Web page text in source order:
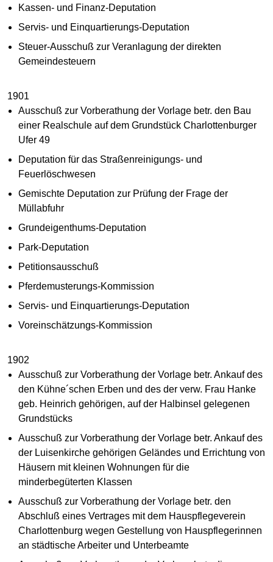
Kassen- und Finanz-Deputation
Servis- und Einquartierungs-Deputation
Steuer-Ausschuß zur Veranlagung der direkten
Gemeindesteuern
1901
Ausschuß zur Vorberathung der Vorlage betr. den Bau
einer Realschule auf dem Grundstück Charlottenburger
Ufer 49
Deputation für das Straßenreinigungs- und
Feuerlöschwesen
Gemischte Deputation zur Prüfung der Frage der
Müllabfuhr
Grundeigenthums-Deputation
Park-Deputation
Petitionsausschuß
Pferdemusterungs-Kommission
Servis- und Einquartierungs-Deputation
Voreinschätzungs-Kommission
1902
Ausschuß zur Vorberathung der Vorlage betr. Ankauf des
den Kühne´schen Erben und des der verw. Frau Hanke
geb. Heinrich gehörigen, auf der Halbinsel gelegenen
Grundstücks
Ausschuß zur Vorberathung der Vorlage betr. Ankauf des
der Luisenkirche gehörigen Geländes und Errichtung von
Häusern mit kleinen Wohnungen für die
minderbegüterten Klassen
Ausschuß zur Vorberathung der Vorlage betr. den
Abschluß eines Vertrages mit dem Hauspflegeverein
Charlottenburg wegen Gestellung von Hauspflegerinnen
an städtische Arbeiter und Unterbeamte